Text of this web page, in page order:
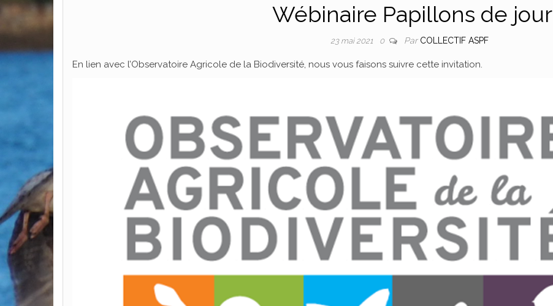
Wébinaire Papillons de jour
23 mai 2021 0 Par COLLECTIF ASPF
En lien avec l’Observatoire Agricole de la Biodiversité, nous vous faisons suivre cette invitation.